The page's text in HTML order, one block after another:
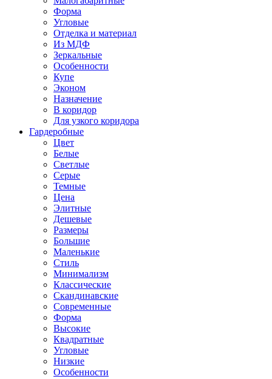
Форма
Угловые
Отделка и материал
Из МДФ
Зеркальные
Особенности
Купе
Эконом
Назначение
В коридор
Для узкого коридора
Гардеробные
Цвет
Белые
Светлые
Серые
Темные
Цена
Элитные
Дешевые
Размеры
Большие
Маленькие
Стиль
Минимализм
Классические
Скандинавские
Современные
Форма
Высокие
Квадратные
Угловые
Низкие
Особенности